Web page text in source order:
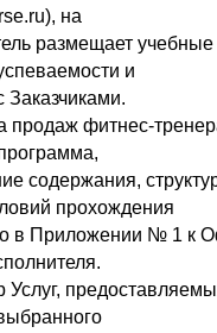
на
размещает
и
Заказчиками.
продаж фитнес-
содержания,
прохождения
в Приложении № 1 к